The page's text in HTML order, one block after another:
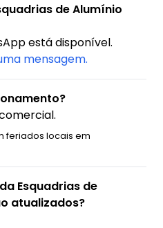
de Alumínio
está disponível.
mensagem.
feriados locais em
Esquadrias de
atualizados?